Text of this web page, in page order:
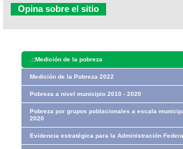
Opina sobre el sitio
.::Medición de la pobreza
Medición de la Pobreza 2022
Pobreza a nivel municipio 2010 - 2020
Pobreza por grupos poblacionales a escala
2020
Evidencia estratégica para la Administración